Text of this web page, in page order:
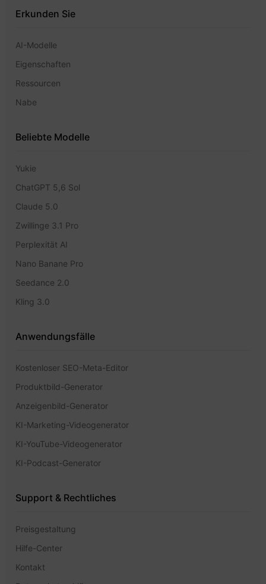
Erkunden Sie
AI-Modelle
Eigenschaften
Ressourcen
Nabe
Beliebte Modelle
Yukie
ChatGPT 5,6 Sol
Claude 5.0
Zwillinge 3.1 Pro
Perplexität AI
Nano Banane Pro
Seedance 2.0
Kling 3.0
Anwendungsfälle
Kostenloser SEO-Meta-Editor
Produktbild-Generator
Anzeigenbild-Generator
KI-Marketing-Videogenerator
KI-YouTube-Videogenerator
KI-Podcast-Generator
Support & Rechtliches
Preisgestaltung
Hilfe-Center
Kontakt